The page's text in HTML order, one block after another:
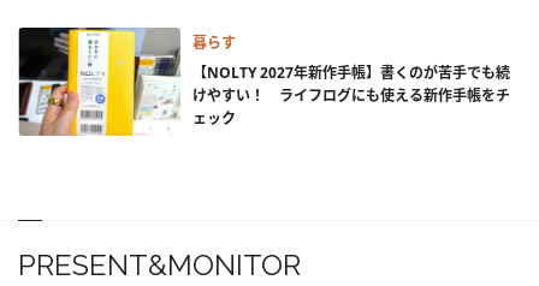
暮らす
【NOLTY 2027年新作手帳】書くのが苦手でも続
けやすい！ ライフログにも使える新作手帳をチ
ェック
PRESENT&MONITOR